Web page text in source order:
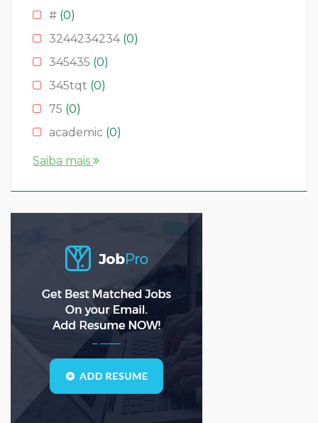
# (0)
3244234234 (0)
345435 (0)
345tqt (0)
75 (0)
academic (0)
account
asda(0)
asdad(0)
asdasdas(0)
asdasdasd(0)
bauleiter(0)
bhubaneswar
Blogs
call center
Saiba mais